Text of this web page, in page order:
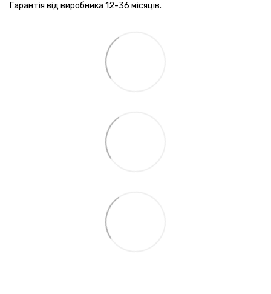
Гарантія від виробника 12-36 місяців.